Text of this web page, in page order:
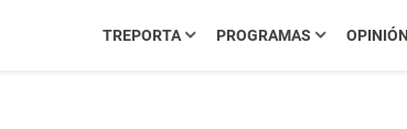
TREPORTA PROGRAMAS OPINIÓN